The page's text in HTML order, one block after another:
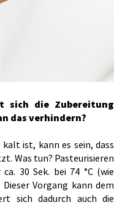
sich die Zubereitung
das verhindern?
ist, kann es sein, dass
Was tun? Pasteurisieren
30 Sek. bei 74 °C (wie
Vorgang kann dem
sich dadurch auch die